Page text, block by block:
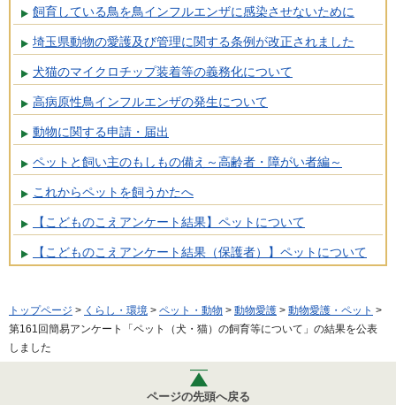
飼育している鳥を鳥インフルエンザに感染させないために
埼玉県動物の愛護及び管理に関する条例が改正されました
犬猫のマイクロチップ装着等の義務化について
高病原性鳥インフルエンザの発生について
動物に関する申請・届出
ペットと飼い主のもしもの備え～高齢者・障がい者編～
これからペットを飼うかたへ
【こどものこえアンケート結果】ペットについて
【こどものこえアンケート結果（保護者）】ペットについて
トップページ > くらし・環境 > ペット・動物 > 動物愛護 > 動物愛護・ペット >
第161回簡易アンケート「ペット（犬・猫）の飼育等について」の結果を公表
しました
ページの先頭へ戻る